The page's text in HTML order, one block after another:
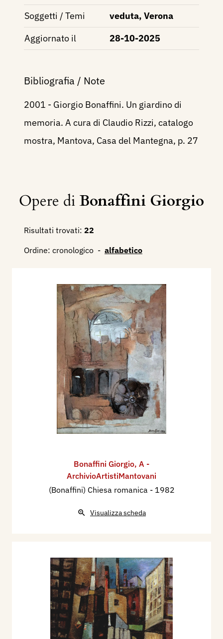
Soggetti / Temi
veduta, Verona
Aggiornato il
28-10-2025
Bibliografia / Note
2001 - Giorgio Bonaffini. Un giardino di
memoria. A cura di Claudio Rizzi, catalogo
mostra, Mantova, Casa del Mantegna, p. 27
Opere diBonaffini Giorgio
Risultati trovati: 22
Ordine: cronologico - alfabetico
Bonaffini Giorgio, A -
ArchivioArtistiMantovani
(Bonaffini) Chiesa romanica - 1982
Visualizza scheda